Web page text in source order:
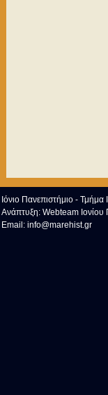
Ιόνιο Πανεπιστήμιο -
Ανάπτυξη: Webteam Ιονίου
Email: info@marehist.gr